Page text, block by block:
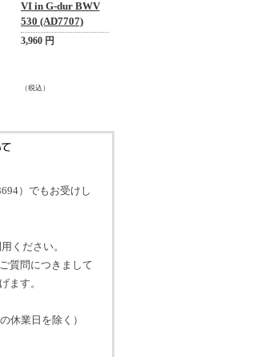
VI in G-dur BWV
530 (AD7707)
3,960 円
（税込）
）でもお受けし
ください。
質問につきまして
ます。
休業日を除く）